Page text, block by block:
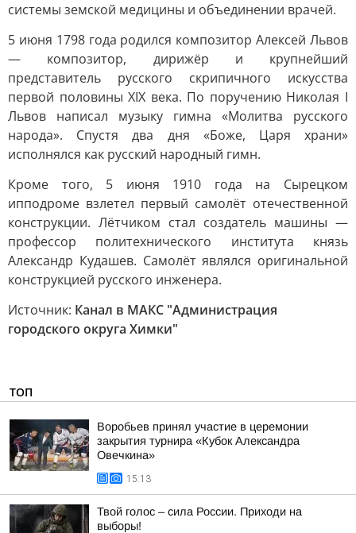
системы земской медицины и объединении врачей.
5 июня 1798 года родился композитор Алексей Львов
— композитор, дирижёр и крупнейший
представитель русского скрипичного искусства
первой половины XIX века. По поручению Николая I
Львов написал музыку гимна «Молитва русского
народа». Спустя два дня «Боже, Царя храни»
исполнялся как русский народный гимн.
Кроме того, 5 июня 1910 года на Сырецком
ипподроме взлетел первый самолёт отечественной
конструкции. Лётчиком стал создатель машины —
профессор политехнического института князь
Александр Кудашев. Самолёт являлся оригинальной
конструкцией русского инженера.
Источник: Канал в МАКС "Администрация
городского округа Химки"
ТОП
Воробьев принял участие в церемонии
закрытия турнира «Кубок Александра
Овечкина»
15:13
Твой голос – сила России. Приходи на
выборы!